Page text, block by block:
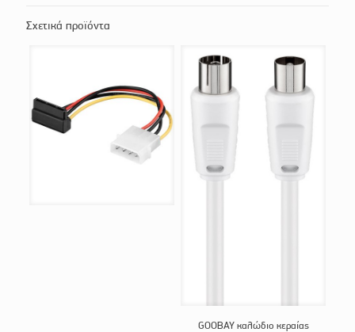
Σχετικά προϊόντα
GOOBAY καλώδιο κεραίας